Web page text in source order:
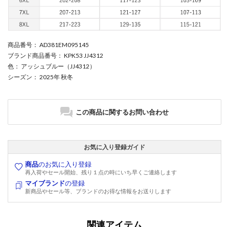
商品番号 ： AD381EM095145
ブランド商品番号 ： KPK53 JJ4312
色 ： アッシュブルー（JJ4312）
シーズン ： 2025年 秋冬
この商品に関するお問い合わせ
お気に入り登録ガイド
商品のお気に入り登録
再入荷やセール開始、残り１点の時にいち早くご連絡します
マイブランドの登録
新商品やセール等、ブランドのお得な情報をお送りします
関連アイテム